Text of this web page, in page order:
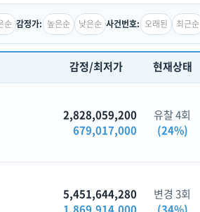
순 감정가: 높은순 낮은순 사건번호: 오래된 최근순
감정/최저가 현재상태
2,828,059,200
679,017,000
유찰 4회
(24%)
5,451,644,280
변경 3회